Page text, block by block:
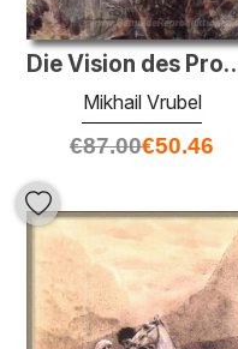
Die Vision des
Mikhail Vrubel
€87.00€50.46